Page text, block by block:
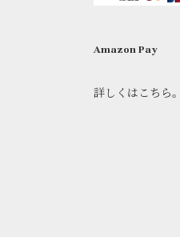
Amazon Pay
詳しくはこちら。